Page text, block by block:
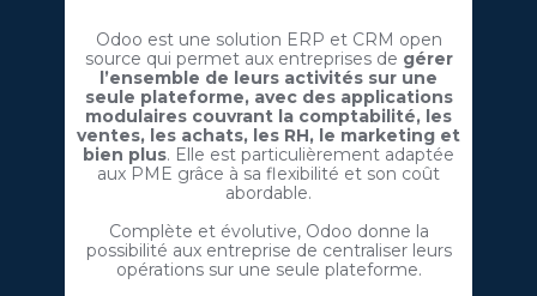
Odoo est une solution ERP et CRM open
source qui permet aux entreprises de gérer
l’ensemble de leurs activités sur une
seule plateforme, avec des applications
modulaires couvrant la comptabilité, les
ventes, les achats, les RH, le marketing et
bien plus. Elle est particulièrement adaptée
aux PME grâce à sa flexibilité et son coût
abordable.
Complète et évolutive, Odoo donne la
possibilité aux entreprise de centraliser leurs
opérations sur une seule plateforme.